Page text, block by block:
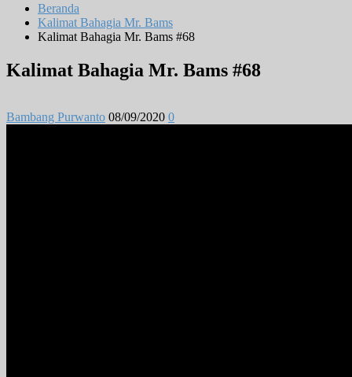
Beranda
Kalimat Bahagia Mr. Bams
Kalimat Bahagia Mr. Bams #68
Kalimat Bahagia Mr. Bams #68
Bambang Purwanto 08/09/2020 0